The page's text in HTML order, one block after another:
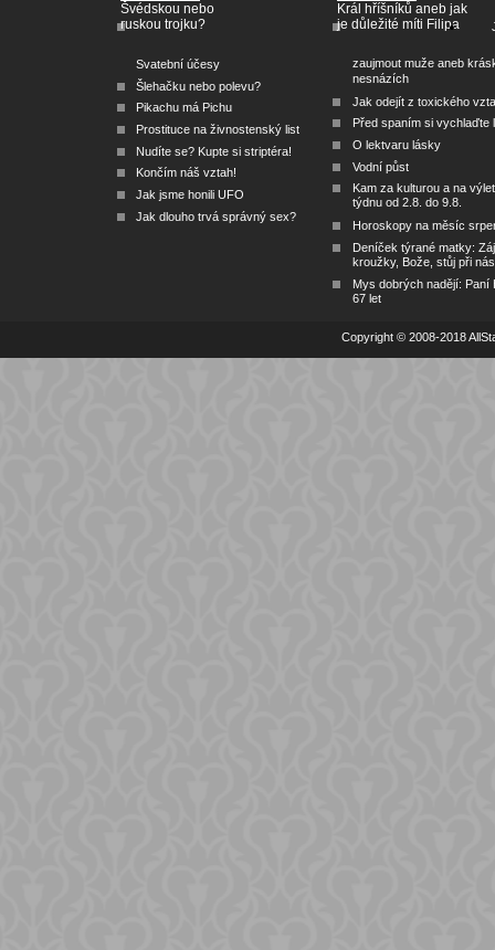
Švédskou nebo
ruskou trojku?
Svatební účesy
Šlehačku nebo polevu?
Pikachu má Pichu
Prostituce na živnostenský list
Nudíte se? Kupte si striptéra!
Končím náš vztah!
Jak jsme honili UFO
Jak dlouho trvá správný sex?
Král hříšníků aneb jak
je důležité míti Filipa
zaujmout muže aneb
nesnázích
Jak odejít z toxického
Před spaním si vychlaďte
O lektvaru lásky
Vodní půst
Kam za kulturou a na
týdnu od 2.8. do 9.8.
Horoskopy na měsíc
Deníček týrané matky:
kroužky, Bože, stůj při nás
Mys dobrých nadějí: Paní
67 let
Copyright © 2008-2018